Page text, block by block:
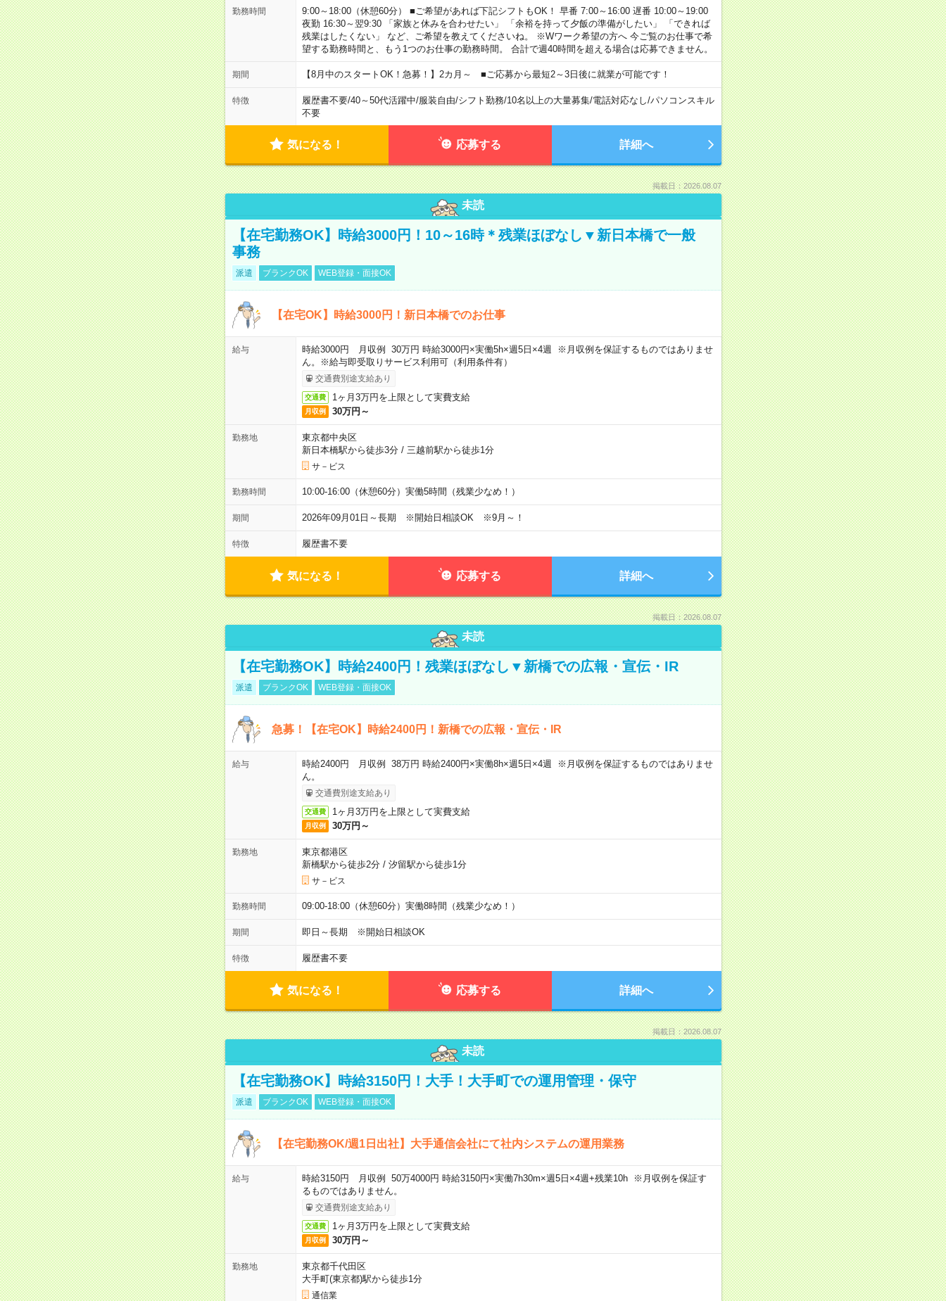
勤務時間
9:00～18:00（休憩60分） ■ご希望があれば下記シフトもOK！ 早番 7:00～16:00 遅番 10:00～19:00
夜勤 16:30～翌9:30 「家族と休みを合わせたい」 「余裕を持って夕飯の準備がしたい」 「できれば
残業はしたくない」 など、ご希望を教えてくださいね。 ※Wワーク希望の方へ 今ご覧のお仕事で希
望する勤務時間と、もう1つのお仕事の勤務時間。 合計で週40時間を超える場合は応募できません。
期間 【8月中のスタートOK！急募！】2カ月～ ■ご応募から最短2～3日後に就業が可能です！
特徴 履歴書不要/40～50代活躍中/服装自由/シフト勤務/10名以上の大量募集/電話対応なし/パソコンスキル
不要
気になる！ 応募する 詳細へ
掲載日：2026.08.07
未読
【在宅勤務OK】時給3000円！10～16時＊残業ほぼなし▼新日本橋で一般
事務
派遣 ブランクOK WEB登録・面接OK
【在宅OK】時給3000円！新日本橋でのお仕事
給与
時給3000円 月収例 30万円 時給3000円×実働5h×週5日×4週 ※月収例を保証するものではありませ
ん。※給与即受取りサービス利用可（利用条件有）
交通費別途支給あり
交通費 1ヶ月3万円を上限として実費支給
月収例 30万円～
勤務地
東京都中央区
新日本橋駅から徒歩3分/ 三越前駅から徒歩1分
サ－ビス
勤務時間 10:00-16:00（休憩60分）実働5時間（残業少なめ！）
期間 2026年09月01日～長期 ※開始日相談OK ※9月～！
特徴 履歴書不要
気になる！ 応募する 詳細へ
掲載日：2026.08.07
未読
【在宅勤務OK】時給2400円！残業ほぼなし▼新橋での広報・宣伝・IR
派遣 ブランクOK WEB登録・面接OK
急募！【在宅OK】時給2400円！新橋での広報・宣伝・IR
給与
時給2400円 月収例 38万円 時給2400円×実働8h×週5日×4週 ※月収例を保証するものではありませ
ん。
交通費別途支給あり
交通費 1ヶ月3万円を上限として実費支給
月収例 30万円～
勤務地
東京都港区
新橋駅から徒歩2分/ 汐留駅から徒歩1分
サ－ビス
勤務時間 09:00-18:00（休憩60分）実働8時間（残業少なめ！）
期間 即日～長期 ※開始日相談OK
特徴 履歴書不要
気になる！ 応募する 詳細へ
掲載日：2026.08.07
未読
【在宅勤務OK】時給3150円！大手！大手町での運用管理・保守
派遣 ブランクOK WEB登録・面接OK
【在宅勤務OK/週1日出社】大手通信会社にて社内システムの運用業務
給与
時給3150円 月収例 50万4000円 時給3150円×実働7h30m×週5日×4週+残業10h ※月収例を保証す
るものではありません。
交通費別途支給あり
交通費 1ヶ月3万円を上限として実費支給
月収例 30万円～
勤務地
東京都千代田区
大手町(東京都)駅から徒歩1分
通信業